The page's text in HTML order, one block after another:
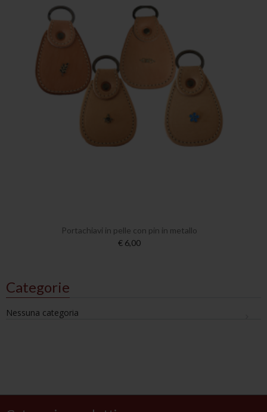
Portachiavi in pelle con pin in metallo
€ 6,00
Categorie
Nessuna categoria